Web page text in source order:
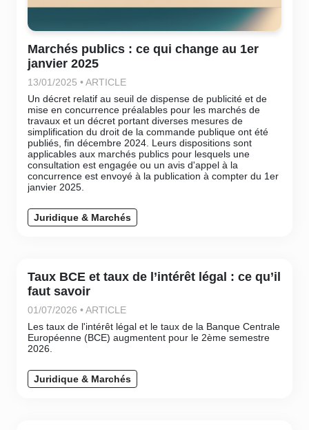
Marchés publics : ce qui change au 1er
janvier 2025
13/01/2025 • ARTICLE
Un décret relatif au seuil de dispense de publicité et de
mise en concurrence préalables pour les marchés de
travaux et un décret portant diverses mesures de
simplification du droit de la commande publique ont été
publiés, fin décembre 2024. Leurs dispositions sont
applicables aux marchés publics pour lesquels une
consultation est engagée ou un avis d'appel à la
concurrence est envoyé à la publication à compter du 1er
janvier 2025.
Juridique & Marchés
Taux BCE et taux de l’intérêt légal : ce qu’il
faut savoir
01/07/2026 • ARTICLE
Les taux de l'intérêt légal et le taux de la Banque Centrale
Européenne (BCE) augmentent pour le 2ème semestre
2026.
Juridique & Marchés